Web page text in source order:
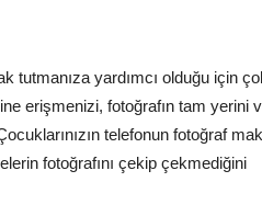
tutmanıza yardımcı olduğu için
erişmenizi, fotoğrafın tam yerini
telefonun fotoğraf
fotoğrafını çekip çekmediğini